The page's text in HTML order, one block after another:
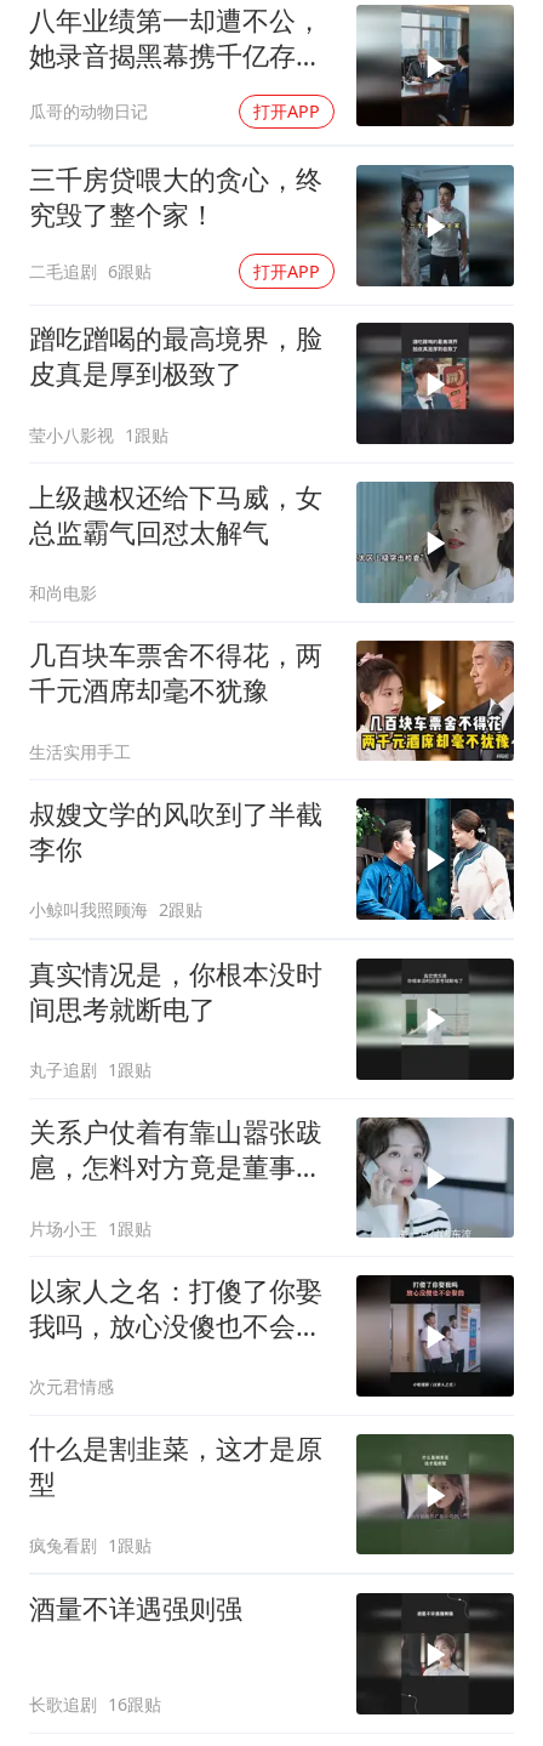
八年业绩第一却遭不公，
她录音揭黑幕携千亿存款
瓜哥的动物日记 打开APP
三千房贷喂大的贪心，终
究毁了整个家！
二毛追剧 6跟贴 打开APP
蹭吃蹭喝的最高境界，脸
皮真是厚到极致了
莹小八影视 1跟贴
上级越权还给下马威，女
总监霸气回怼太解气
和尚电影
几百块车票舍不得花，两
千元酒席却毫不犹豫
生活实用手工
叔嫂文学的风吹到了半截
李你
小鲸叫我照顾海 2跟贴
真实情况是，你根本没时
间思考就断电了
丸子追剧 1跟贴
关系户仗着有靠山嚣张跋
扈，怎料对方竟是董事长
片场小王 1跟贴
以家人之名：打傻了你娶
我吗，放心没傻也不会娶
次元君情感
什么是割韭菜，这才是原
型
疯兔看剧 1跟贴
酒量不详遇强则强
长歌追剧 16跟贴